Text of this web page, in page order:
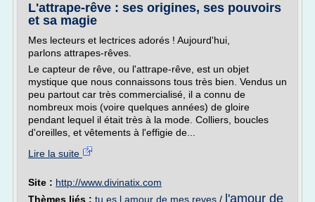
L'attrape-rêve : ses origines, ses pouvoirs
et sa magie
Mes lecteurs et lectrices adorés ! Aujourd'hui,
parlons attrapes-rêves.
Le capteur de rêve, ou l'attrape-rêve, est un objet
mystique que nous connaissons tous très bien. Vendus un
peu partout car très commercialisé, il a connu de
nombreux mois (voire quelques années) de gloire
pendant lequel il était très à la mode. Colliers, boucles
d'oreilles, et vêtements à l'effigie de...
Lire la suite
Site : http://www.divinatix.com
Thèmes liés : tu es l amour de mes reves / l'amour de